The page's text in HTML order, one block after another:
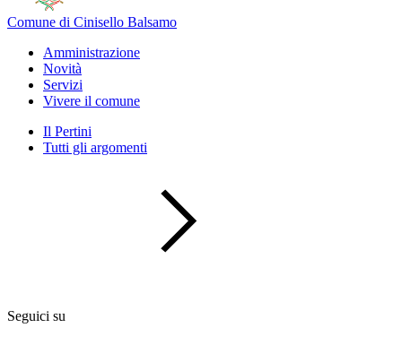
Comune di Cinisello Balsamo
Amministrazione
Novità
Servizi
Vivere il comune
Il Pertini
Tutti gli argomenti
Seguici su